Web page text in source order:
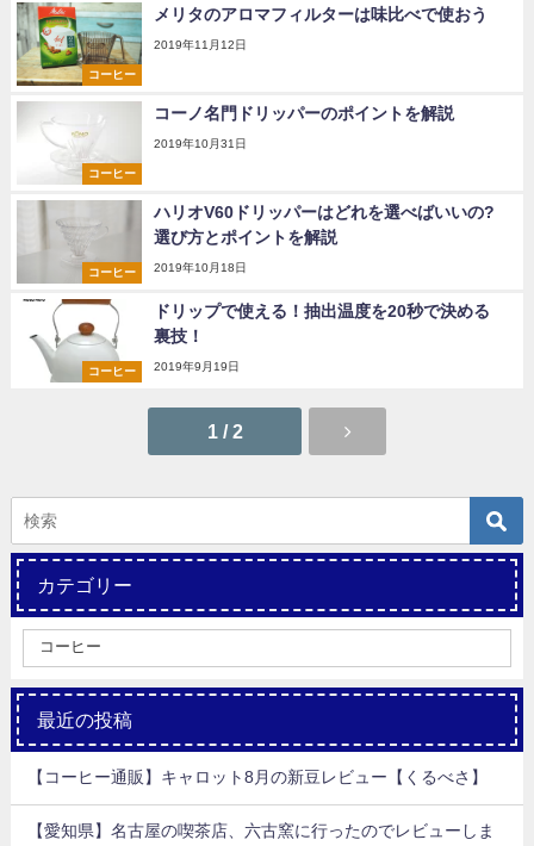
コーヒー
メリタのアロマフィルターは味比べで使おう
2019年11月12日
コーヒー
コーノ名門ドリッパーのポイントを解説
2019年10月31日
コーヒー
ハリオV60ドリッパーはどれを選べばいいの?
選び方とポイントを解説
2019年10月18日
コーヒー
ドリップで使える！抽出温度を20秒で決める
裏技！
2019年9月19日
1 / 2
カテゴリー
最近の投稿
【コーヒー通販】キャロット8月の新豆レビュー【くるべさ】
【愛知県】名古屋の喫茶店、六古窯に行ったのでレビューしま